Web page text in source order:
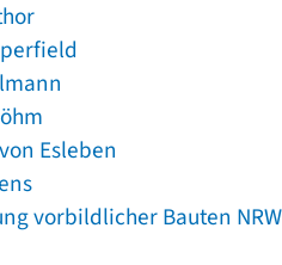
Esleben
vorbildlicher Bauten NRW